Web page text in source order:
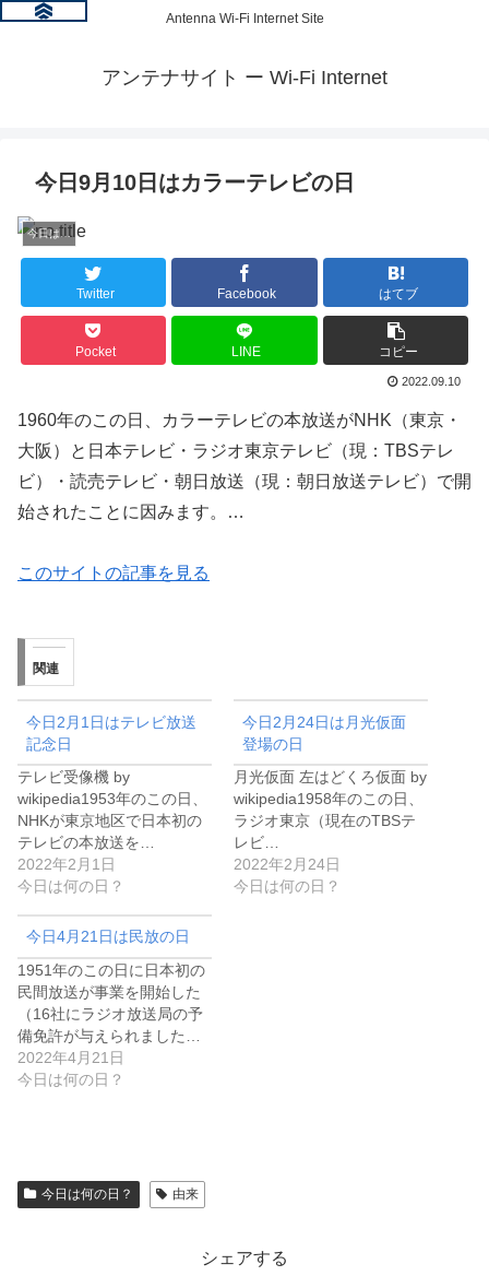
Antenna Wi-Fi Internet Site
アンテナサイト ー Wi-Fi Internet
今日9月10日はカラーテレビの日
今日は何の日？
Twitter Facebook はてブ
Pocket LINE コピー
2022.09.10
1960年のこの日、カラーテレビの本放送がNHK（東京・
大阪）と日本テレビ・ラジオ東京テレビ（現：TBSテレ
ビ）・読売テレビ・朝日放送（現：朝日放送テレビ）で開
始されたことに因みます。…
このサイトの記事を見る
関連
今日2月1日はテレビ放送
記念日
テレビ受像機 by
wikipedia1953年のこの日、
NHKが東京地区で日本初の
テレビの本放送を…
2022年2月1日
今日は何の日？
今日2月24日は月光仮面
登場の日
月光仮面 左はどくろ仮面 by
wikipedia1958年のこの日、
ラジオ東京（現在のTBSテ
レビ…
2022年2月24日
今日は何の日？
今日4月21日は民放の日
1951年のこの日に日本初の
民間放送が事業を開始した
（16社にラジオ放送局の予
備免許が与えられました…
2022年4月21日
今日は何の日？
今日は何の日？ 由来
シェアする